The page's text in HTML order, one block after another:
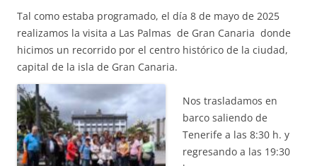
Tal como estaba programado, el día 8 de mayo de 2025
realizamos la visita a Las Palmas de Gran Canaria donde
hicimos un recorrido por el centro histórico de la ciudad,
capital de la isla de Gran Canaria.
Nos trasladamos en
barco saliendo de
Tenerife a las 8:30 h. y
regresando a las 19:30